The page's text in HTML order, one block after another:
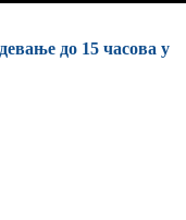
до 15 часова у